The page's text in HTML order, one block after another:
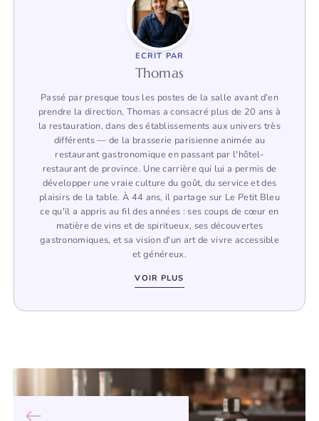
ECRIT PAR
Thomas
Passé par presque tous les postes de la salle avant d'en
prendre la direction, Thomas a consacré plus de 20 ans à
la restauration, dans des établissements aux univers très
différents — de la brasserie parisienne animée au
restaurant gastronomique en passant par l'hôtel-
restaurant de province. Une carrière qui lui a permis de
développer une vraie culture du goût, du service et des
plaisirs de la table. À 44 ans, il partage sur Le Petit Bleu
ce qu'il a appris au fil des années : ses coups de cœur en
matière de vins et de spiritueux, ses découvertes
gastronomiques, et sa vision d'un art de vivre accessible
et généreux.
VOIR PLUS